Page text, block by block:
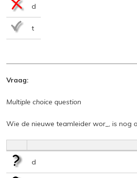
d
t
Vraag:
Multiple choice question
Wie de nieuwe teamleider wor_, is nog
d